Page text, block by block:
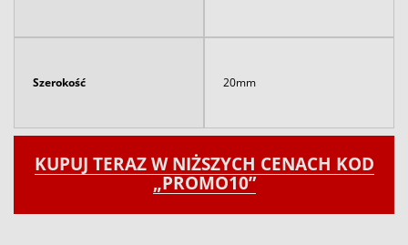
Szerokość 20mm
KUPUJ TERAZ W NIŻSZYCH CENACH KOD
„PROMO10”